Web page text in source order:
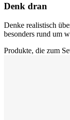
Denk dran
Denke realistisch
besonders rund um
Produkte, die zum